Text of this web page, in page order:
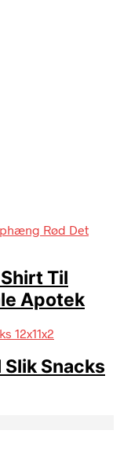
Til
Apotek
Snacks